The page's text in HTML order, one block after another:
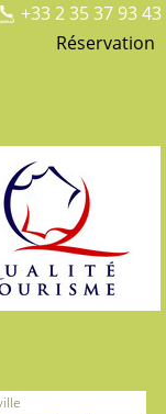
+33 2 35 37 93 43
Réservation